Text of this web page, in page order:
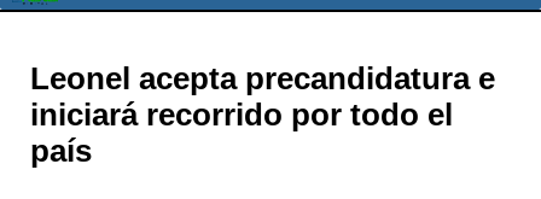
Leonel acepta precandidatura e
iniciará recorrido por todo el
país